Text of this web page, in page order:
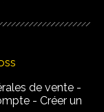
de vente
Créer un